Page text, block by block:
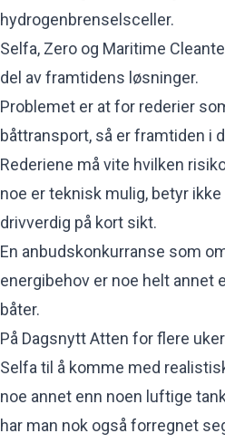
hydrogenbrenselsceller.
Selfa, Zero og Maritime
del av framtidens løsninger.
Problemet er at for rederier
båttransport, så er framtiden i
Rederiene må vite hvilken
noe er teknisk mulig, betyr
drivverdig på kort sikt.
En anbudskonkurranse som
energibehov er noe helt annet
båter.
På Dagsnytt Atten for flere
Selfa til å komme med
noe annet enn noen luftige
har man nok også forregnet